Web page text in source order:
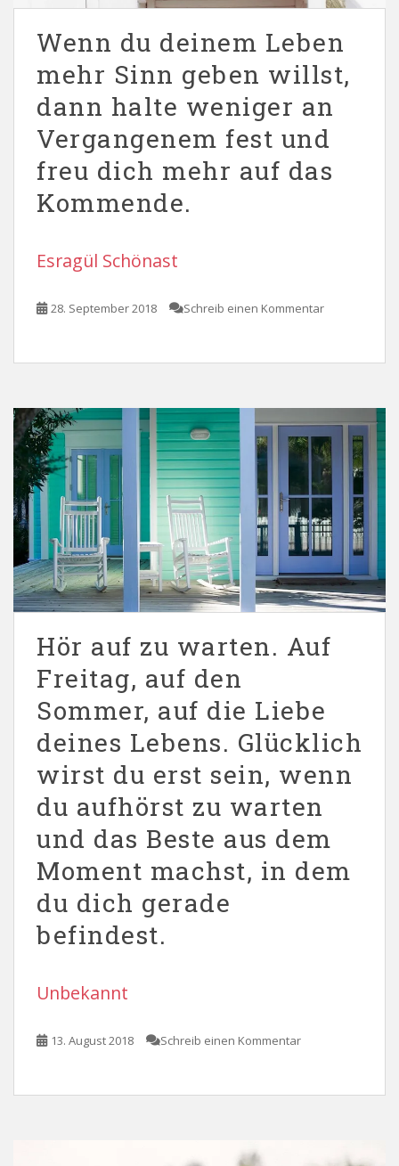
Wenn du deinem Leben
mehr Sinn geben willst,
dann halte weniger an
Vergangenem fest und
freu dich mehr auf das
Kommende.
Esragül Schönast
28. September 2018 Schreib einen Kommentar
Hör auf zu warten. Auf
Freitag, auf den
Sommer, auf die Liebe
deines Lebens. Glücklich
wirst du erst sein, wenn
du aufhörst zu warten
und das Beste aus dem
Moment machst, in dem
du dich gerade
befindest.
Unbekannt
13. August 2018 Schreib einen Kommentar